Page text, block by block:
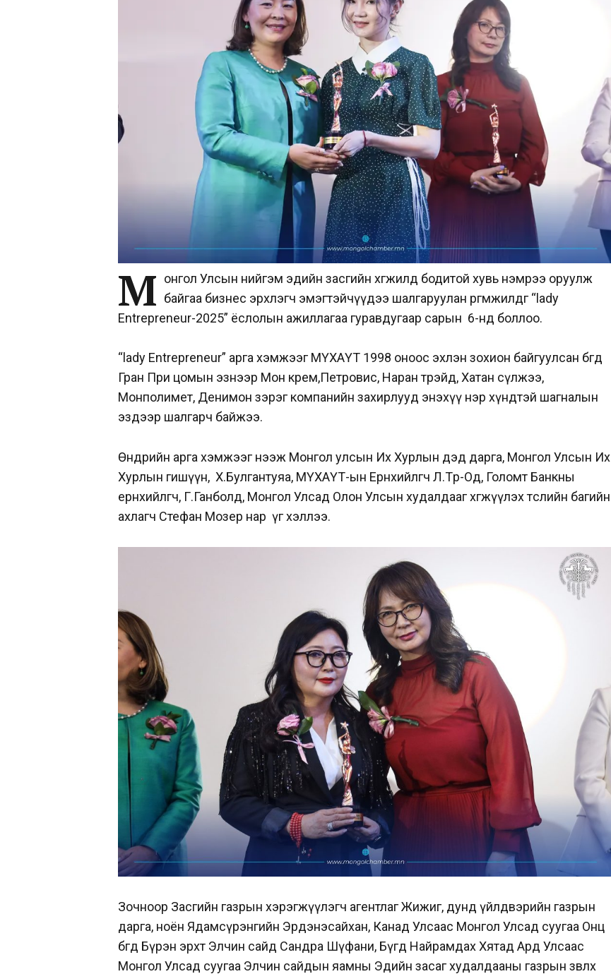
М онгол Улсын нийгэм эдийн засгийн хөгжилд бодитой хувь нэмрээ оруулж
байгаа бизнес эрхлэгч эмэгтэйчүүдээ шалгаруулан өргөмжилдөг “lady
Entrepreneur-2025” ёслолын ажиллагаа гуравдугаар сарын 6-нд боллоо.
“lady Entrepreneur” арга хэмжээг МҮХАҮТ 1998 оноос эхлэн зохион байгуулсан бөгөөд
Гран При цомын эзнээр Мон крем,Петровис, Наран трэйд, Хатан сүлжээ,
Монполимет, Денимон зэрэг компанийн захирлууд энэхүү нэр хүндтэй шагналын
эздээр шалгарч байжээ.
Өнөөдрийн арга хэмжээг нээж Монгол улсын Их Хурлын дэд дарга, Монгол Улсын Их
Хурлын гишүүн, Х.Булгантуяа, МҮХАҮТ-ын Ерөнхийлөгч Л.Төр-Од, Голомт Банкны
ерөнхийлөгч, Г.Ганболд, Монгол Улсад Олон Улсын худалдааг хөгжүүлэх төслийн багийн
ахлагч Стефан Мозер нар үг хэллээ.
Зочноор Засгийн газрын хэрэгжүүлэгч агентлаг Жижиг, дунд үйлдвэрийн газрын
дарга, ноён Ядамсүрэнгийн Эрдэнэсайхан, Канад Улсаас Монгол Улсад суугаа Онц
бөгөөд Бүрэн эрхт Элчин сайд Сандра Шүфани, Бүгд Найрамдах Хятад Ард Улсаас
Монгол Улсад суугаа Элчин сайдын яамны Эдийн засаг худалдааны газрын зөвлөх